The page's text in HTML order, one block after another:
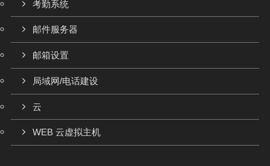
考勤系统
邮件服务器
邮箱设置
局域网/电话建设
云
WEB 云虚拟主机